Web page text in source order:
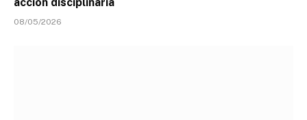
08/05/2026